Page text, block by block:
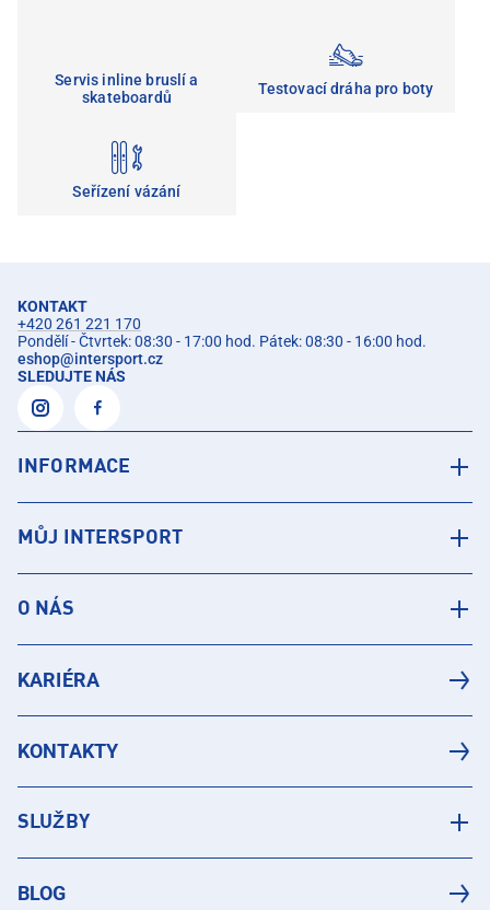
Servis inline bruslí a
skateboardů
Testovací dráha pro boty
Seřízení vázání
KONTAKT
+420 261 221 170
Pondělí - Čtvrtek: 08:30 - 17:00 hod. Pátek: 08:30 - 16:00 hod.
eshop@intersport.cz
SLEDUJTE NÁS
INFORMACE
MŮJ INTERSPORT
O NÁS
KARIÉRA
KONTAKTY
SLUŽBY
BLOG